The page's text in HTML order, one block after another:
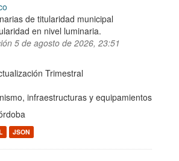
de titularidad municipal
en nivel luminaria.
5 de agosto de 2026, 23:51
Trimestral
infraestructuras y equipamientos
JSON